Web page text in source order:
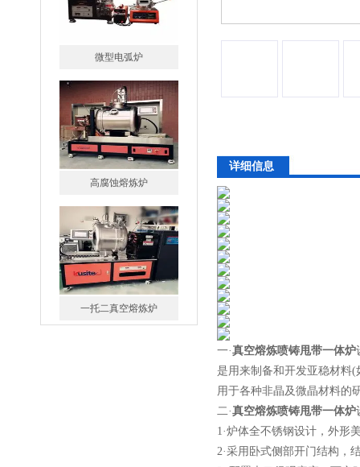
高腐蚀熔炼炉
一托二真空熔炼炉
详细信息
一·真空熔炼喷铸甩带一体炉
是用来制备和开发亚稳材料
用于各种非晶及微晶材料的
二·真空熔炼喷铸甩带一体炉
1·炉体全不锈钢设计，外形
2·采用卧式侧部开门结构，